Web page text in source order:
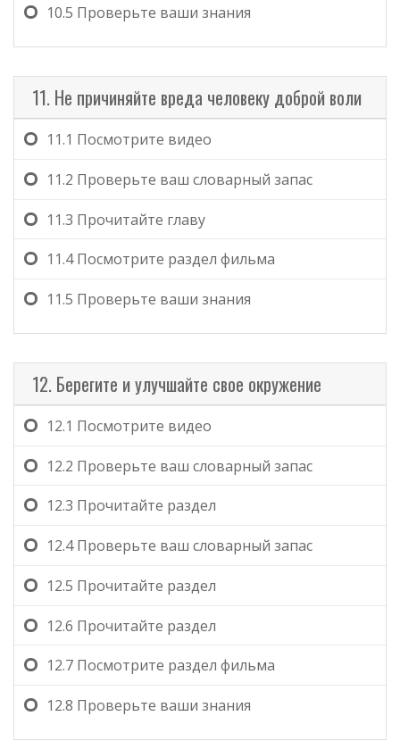
10.5 Проверьте ваши знания
11. Не причиняйте вреда человеку доброй воли
11.1 Посмотрите видео
11.2 Проверьте ваш словарный запас
11.3 Прочитайте главу
11.4Посмотрите раздел фильма
11.5 Проверьте ваши знания
12. Берегите и улучшайте свое окружение
12.1 Посмотрите видео
12.2 Проверьте ваш словарный запас
12.3 Прочитайте раздел
12.4Проверьте ваш словарный запас
12.5 Прочитайте раздел
12.6 Прочитайте раздел
12.7 Посмотрите раздел фильма
12.8 Проверьте ваши знания